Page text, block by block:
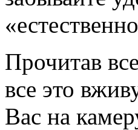
Прочитав
все это
Вас на